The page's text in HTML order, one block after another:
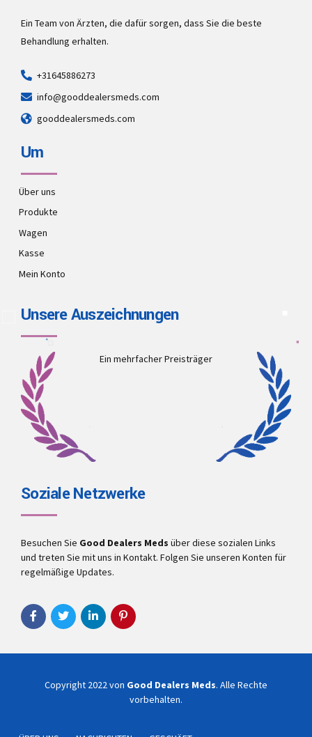
Ein Team von Ärzten, die dafür sorgen, dass Sie die beste
Behandlung erhalten.
+31645886273
info@gooddealersmeds.com
gooddealersmeds.com
Um
Über uns
Produkte
Wagen
Kasse
Mein Konto
Unsere Auszeichnungen
Ein mehrfacher Preisträger
Soziale Netzwerke
Besuchen Sie Good Dealers Meds über diese sozialen Links
und treten Sie mit uns in Kontakt. Folgen Sie unseren Konten für
regelmäßige Updates.
Copyright 2022 von Good Dealers Meds. Alle Rechte
vorbehalten.